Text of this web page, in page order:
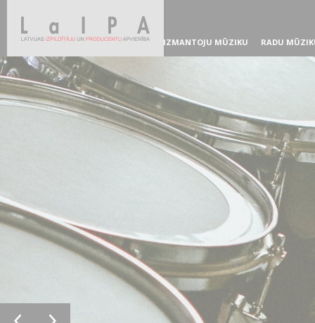
IZMANTOJU MŪZIKU RADU